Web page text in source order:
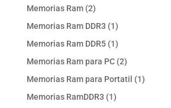
Memorias Ram 22
productos
Memorias Ram DDR3 11
producto
Memorias Ram DDR5 11
producto
Memorias Ram para PC 22
productos
Memorias Ram para Portatil 11
Memorias RamDDR3 11